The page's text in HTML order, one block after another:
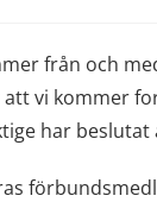
från och
att vi kommer
har